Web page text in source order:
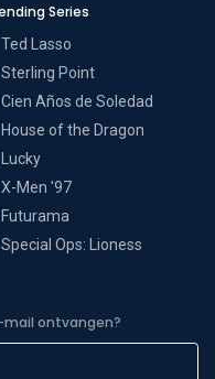
Series
Ted Lasso
Sterling Point
Cien Años de Soledad
House of the Dragon
Lucky
X-Men '97
Futurama
Special Ops: Lioness
ontvangen?